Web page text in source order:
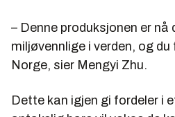
– Denne produksjonen er nå
miljøvennlige i verden, og du
Norge, sier Mengyi Zhu.
Dette kan igjen gi fordeler i